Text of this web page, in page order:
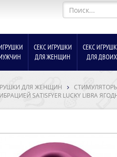
СЕКС ИГРУШКИ
ДЛЯ ЖЕНЩИН
СЕКС
ДЛЯ ДВОИХ
ДЛЯ ЖЕНЩИН
SATISFYER LUCKY LIBRA